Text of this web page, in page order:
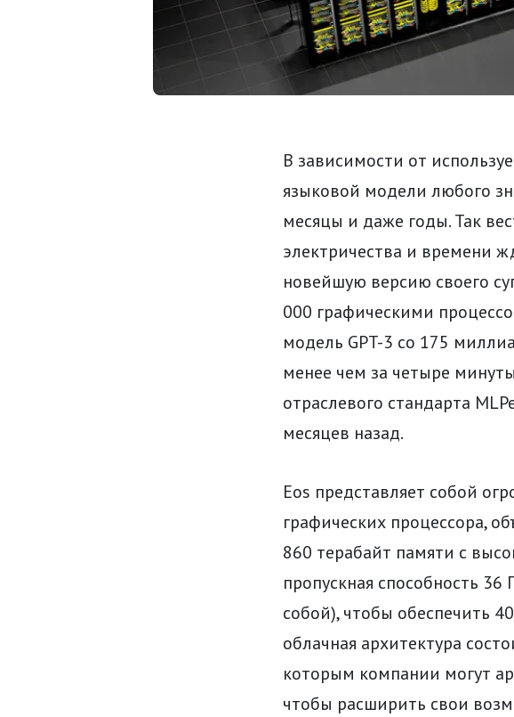
В зависимости от
языковой модели любого
месяцы и даже годы. Так
электричества и времени
новейшую версию своего
000 графическими
модель GPT-3 со 175
менее чем за четыре
отраслевого стандарта
месяцев назад.
Eos представляет собой
графических процессора,
860 терабайт памяти с
пропускная способность
собой), чтобы обеспечить
облачная архитектура
которым компании могут
чтобы расширить свои